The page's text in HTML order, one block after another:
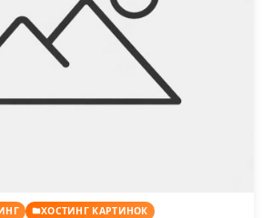
ХОСТИНГ КАРТИНОК